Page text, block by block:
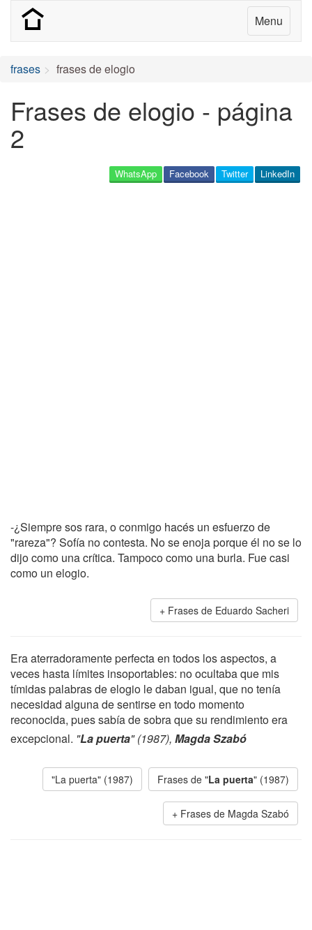
Menu
frases frases de elogio
Frases de elogio - página
2
LinkedIn
Twitter
Facebook
WhatsApp
-¿Siempre sos rara, o conmigo hacés un esfuerzo de
"rareza"? Sofía no contesta. No se enoja porque él no se lo
dijo como una crítica. Tampoco como una burla. Fue casi
como un elogio.
Frases de Eduardo Sacheri
Era aterradoramente perfecta en todos los aspectos, a
veces hasta límites insoportables: no ocultaba que mis
tímidas palabras de elogio le daban igual, que no tenía
necesidad alguna de sentirse en todo momento
reconocida, pues sabía de sobra que su rendimiento era
excepcional. "La puerta" (1987), Magda Szabó
"La puerta" (1987) Frases de "La puerta" (1987)
Frases de Magda Szabó